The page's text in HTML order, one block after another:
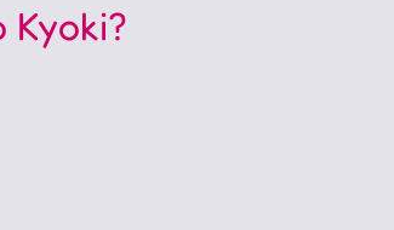
Kyoki?